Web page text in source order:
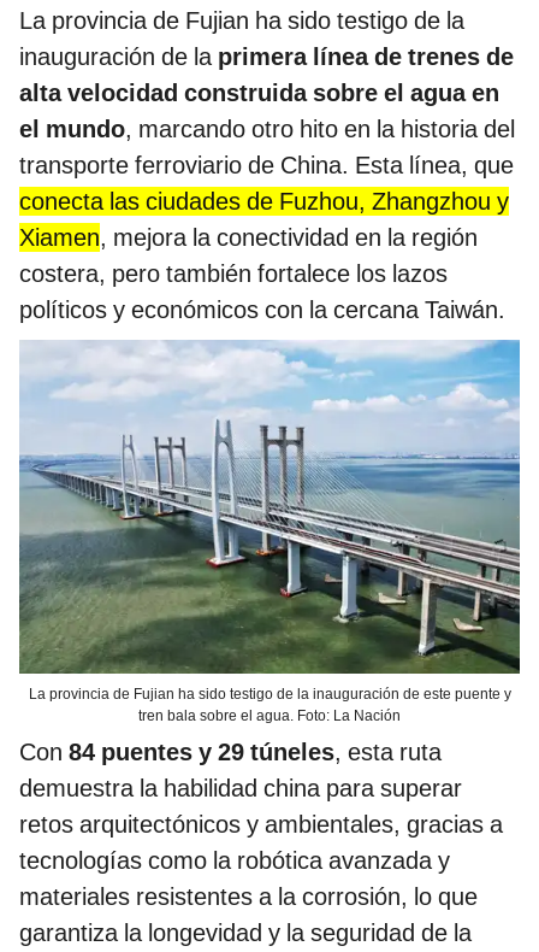
La provincia de Fujian ha sido testigo de la
inauguración de la primera línea de trenes de
alta velocidad construida sobre el agua en
el mundo, marcando otro hito en la historia del
transporte ferroviario de China. Esta línea, que
conecta las ciudades de Fuzhou, Zhangzhou y
Xiamen, mejora la conectividad en la región
costera, pero también fortalece los lazos
políticos y económicos con la cercana Taiwán.
La provincia de Fujian ha sido testigo de la inauguración de este puente y
tren bala sobre el agua. Foto: La Nación
Con 84 puentes y 29 túneles, esta ruta
demuestra la habilidad china para superar
retos arquitectónicos y ambientales, gracias a
tecnologías como la robótica avanzada y
materiales resistentes a la corrosión, lo que
garantiza la longevidad y la seguridad de la